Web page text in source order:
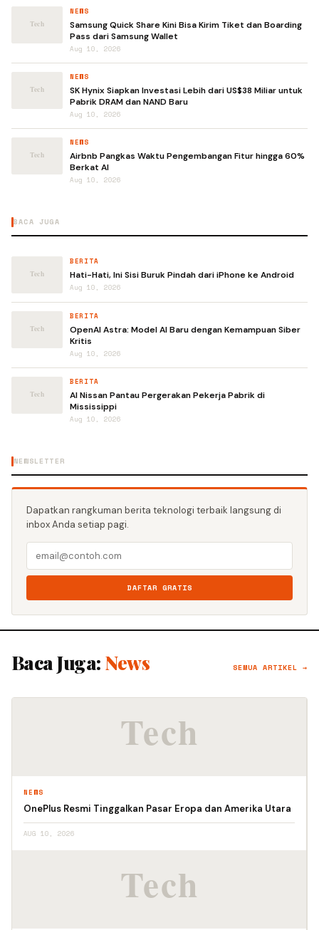
NEWS
Samsung Quick Share Kini Bisa Kirim Tiket dan Boarding
Pass dari Samsung Wallet
Aug 10, 2026
NEWS
SK Hynix Siapkan Investasi Lebih dari US$38 Miliar untuk
Pabrik DRAM dan NAND Baru
Aug 10, 2026
NEWS
Airbnb Pangkas Waktu Pengembangan Fitur hingga 60%
Berkat AI
Aug 10, 2026
BACA JUGA
BERITA
Hati-Hati, Ini Sisi Buruk Pindah dari iPhone ke Android
Aug 10, 2026
BERITA
OpenAI Astra: Model AI Baru dengan Kemampuan Siber
Kritis
Aug 10, 2026
BERITA
AI Nissan Pantau Pergerakan Pekerja Pabrik di
Mississippi
Aug 10, 2026
NEWSLETTER
Dapatkan rangkuman berita teknologi terbaik langsung di
inbox Anda setiap pagi.
DAFTAR GRATIS
Baca Juga: News SEMUA ARTIKEL →
NEWS
OnePlus Resmi Tinggalkan Pasar Eropa dan Amerika Utara
AUG 10, 2026